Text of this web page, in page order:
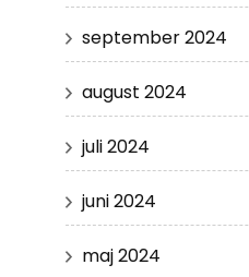
september 2024
august 2024
juli 2024
juni 2024
maj 2024